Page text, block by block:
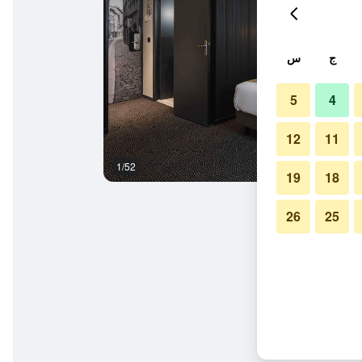
1/52
دي لا تيت دور
ج س
4
5
11
12
18
19
25
26